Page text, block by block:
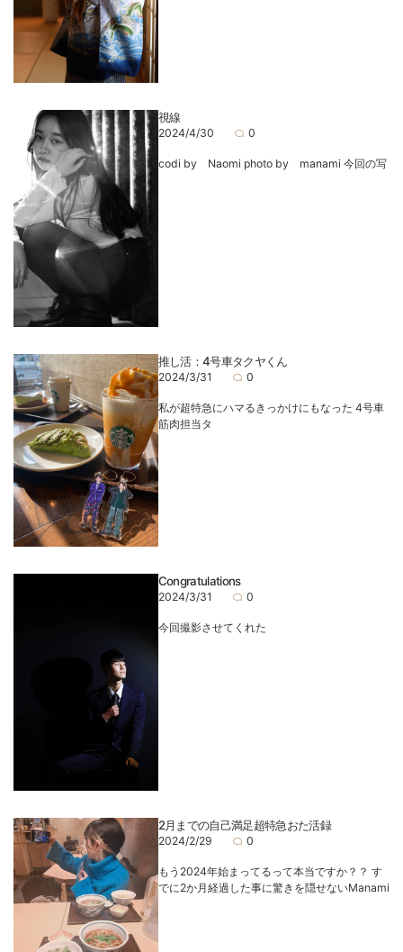
視線
2024/4/30 0
codi by Naomi photo by manami 今回の写
推し活：4号車タクヤくん
2024/3/31 0
私が超特急にハマるきっかけにもなった 4号車
筋肉担当タ
Congratulations
2024/3/31 0
今回撮影させてくれた
2月までの自己満足超特急おた活録
2024/2/29 0
もう2024年始まってるって本当ですか？？ す
でに2か月経過した事に驚きを隠せないManami